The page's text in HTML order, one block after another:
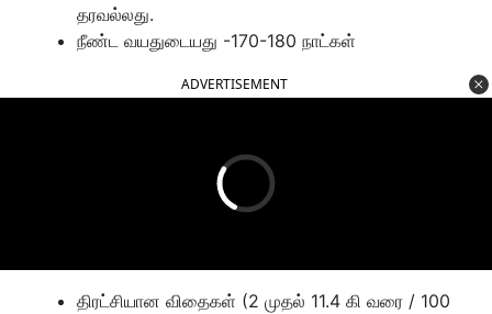
தரவல்லது.
நீண்ட வயதுடையது -170-180 நாட்கள்
ADVERTISEMENT
திரட்சியான விதைகள் (2 முதல் 11.4 கி வரை / 100